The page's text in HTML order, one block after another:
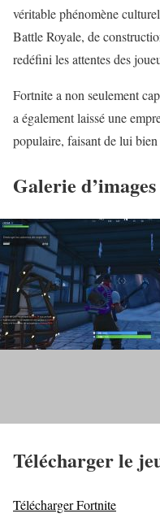
véritable phénomène
Battle Royale, de
redéfini les attentes des
Fortnite a non seulement
a également laissé une
populaire, faisant de lui
Galerie d’images
Télécharger le
Télécharger Fortnite